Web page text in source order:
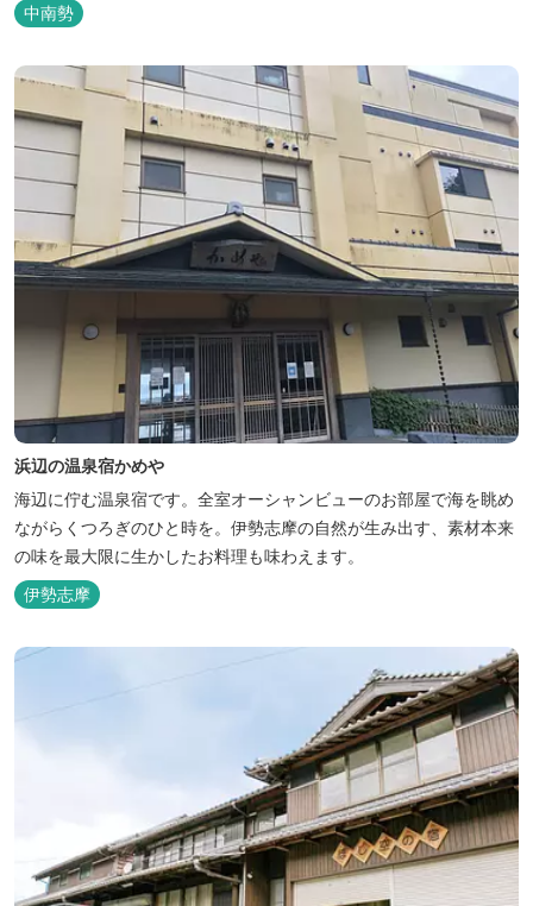
中南勢
浜辺の温泉宿かめや
海辺に佇む温泉宿です。全室オーシャンビューのお部屋で海を眺め
ながらくつろぎのひと時を。伊勢志摩の自然が生み出す、素材本来
の味を最大限に生かしたお料理も味わえます。
伊勢志摩